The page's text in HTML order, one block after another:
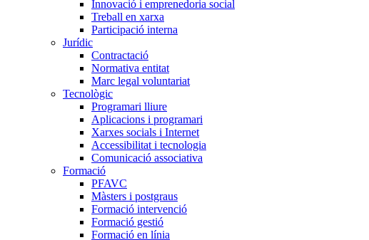
Innovació i emprenedoria social
Treball en xarxa
Participació interna
Jurídic
Contractació
Normativa entitat
Marc legal voluntariat
Tecnològic
Programari lliure
Aplicacions i programari
Xarxes socials i Internet
Accessibilitat i tecnologia
Comunicació associativa
Formació
PFAVC
Màsters i postgraus
Formació intervenció
Formació gestió
Formació en línia